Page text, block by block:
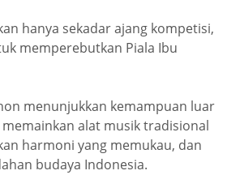
hanya sekadar ajang kompetisi,
memperebutkan Piala Ibu
menunjukkan kemampuan luar
alat musik tradisional
harmoni yang memukau, dan
budaya Indonesia.